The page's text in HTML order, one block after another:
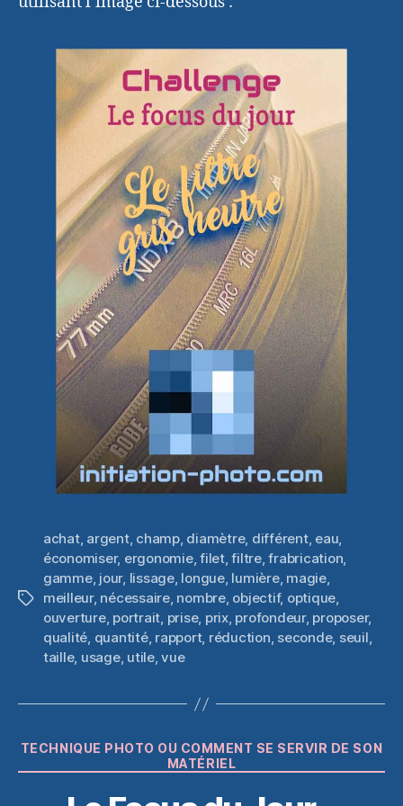
Étiquettes
achat, argent, champ, diamètre, différent, eau,
économiser, ergonomie,filet,filtre,frabrication,
gamme, jour, lissage, longue, lumière, magie,
meilleur, nécessaire, nombre, objectif, optique,
ouverture, portrait, prise, prix, profondeur, proposer,
qualité, quantité, rapport, réduction, seconde, seuil,
taille, usage, utile,vue
Catégories
TECHNIQUE PHOTO OU COMMENT SE SERVIR DE SON
MATÉRIEL